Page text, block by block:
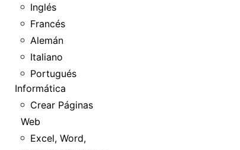
Inglés
Francés
Alemán
Italiano
Portugués
Informática
Crear Páginas
Web
Excel, Word,